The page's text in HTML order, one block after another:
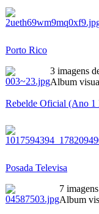
Porto Rico
3 imagens
Album
Rebelde Oficial (Ano 1
Posada Televisa
7
Album